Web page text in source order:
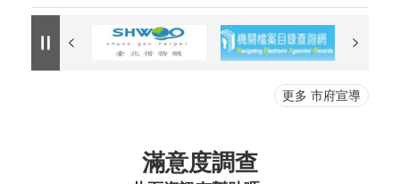
更多 市府宣導
滿意度調查